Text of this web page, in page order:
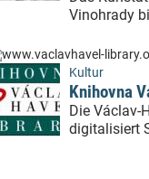
Vinohrady
Kultur
Knihovna
Die Václav-
digitalisiert